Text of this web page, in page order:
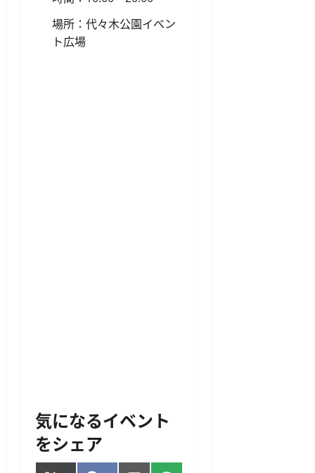
場所：代々木公園イベン
ト広場
気になるイベント
をシェア